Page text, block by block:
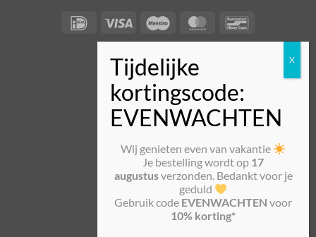
IDeal Visa Maestro MasterCard
Wij genieten even van vakantie
Je bestelling wordt op 17
augustusverzonden. Bedankt voor je
geduld
Gebruik code EVENWACHTEN voor
10% korting*